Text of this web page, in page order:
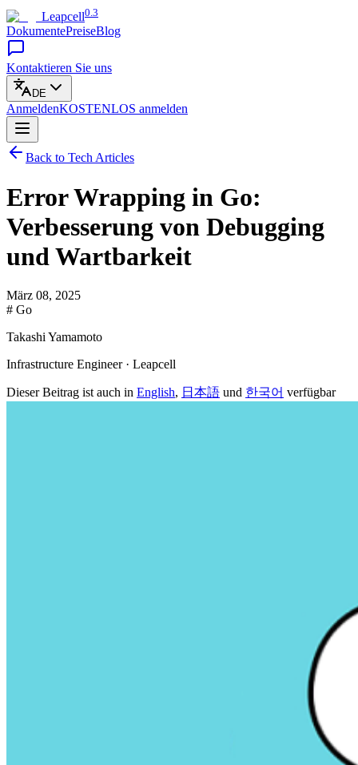
Leapcell0.3
DokumentePreiseBlog
Kontaktieren Sie uns
DE
AnmeldenKOSTENLOS anmelden
Back to Tech Articles
Error Wrapping in Go:
Verbesserung von Debugging
und Wartbarkeit
März 08, 2025
# Go
Takashi Yamamoto
Infrastructure Engineer · Leapcell
Dieser Beitrag ist auch in English, 日本語 und 한국어 verfügbar